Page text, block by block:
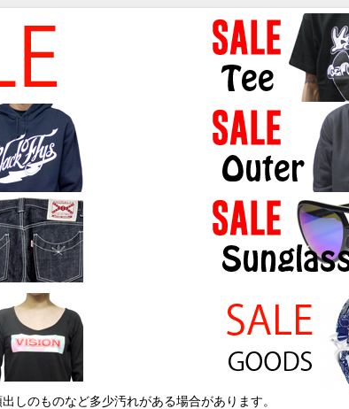
しのものなど多少汚れがある場合があります。